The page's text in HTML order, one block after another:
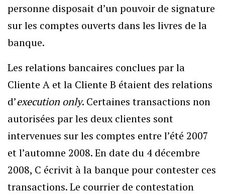
personne disposait d’un pouvoir de signature
sur les comptes ouverts dans les livres de la
banque.
Les relations bancaires conclues par la
Cliente A et la Cliente B étaient des relations
d’execution only. Certaines transactions non
autorisées par les deux clientes sont
intervenues sur les comptes entre l’été 2007
et l’automne 2008. En date du 4 décembre
2008, C écrivit à la banque pour contester ces
transactions. Le courrier de contestation